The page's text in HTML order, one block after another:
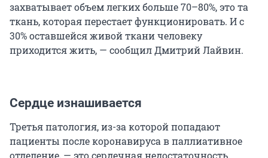
захватывает объем легких больше 70–80%, это та
ткань, которая перестает функционировать. И с
30% оставшейся живой ткани человеку
приходится жить, — сообщил Дмитрий Лайвин.
Сердце изнашивается
Третья патология, из-за которой попадают
пациенты после коронавируса в паллиативное
отделение, — это сердечная недостаточность.